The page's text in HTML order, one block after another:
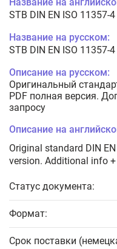
STB DIN EN ISO 11357-
Название на русском:
STB DIN EN ISO 11357-
Описание на русском:
Оригинальный
PDF полная версия.
запросу
Описание на
Original standard DIN
version. Additional info
Статус документа:
Формат:
Срок поставки